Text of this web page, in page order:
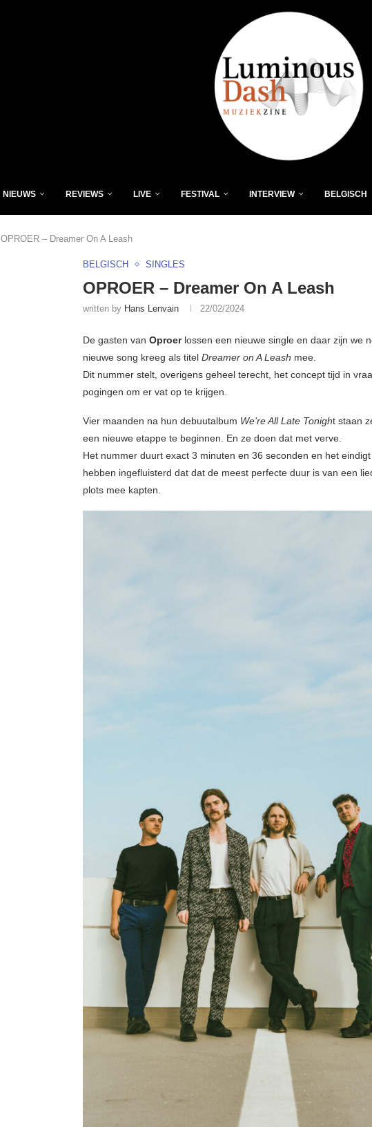
NIEUWS REVIEWS LIVE FESTIVAL INTERVIEW BELGISCH
OPROER – Dreamer On A Leash
BELGISCH SINGLES
OPROER – Dreamer On A Leash
written by Hans Lenvain 22/02/2024
De gasten van Oproerlossen een nieuwe single en daar zijn we
nieuwe song kreeg als titel Dreamer on A Leash mee.
Dit nummer stelt, overigens geheel terecht, het concept tijd in
pogingen om er vat op te krijgen.
Vier maanden na hun debuutalbum We’re All Late Tonight staan
een nieuwe etappe te beginnen. En ze doen dat met verve.
Het nummer duurt exact 3 minuten en 36 seconden en het
hebben ingefluisterd dat dat de meest perfecte duur is van een
plots mee kapten.